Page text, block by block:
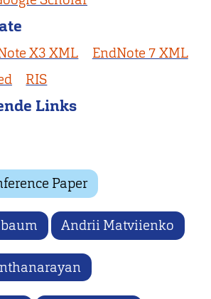
X3 XML
EndNote 7 XML
RIS
Links
Paper
Andrii Matviienko